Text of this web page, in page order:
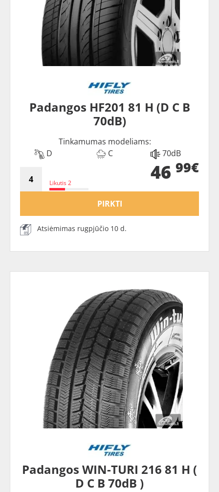
Padangos HF201 81 H (D C B
70dB)
Tinkamumas modeliams:
D
C 70dB
Likutis 2 46 99€
PIRKTI
Atsiėmimas rugpjūčio 10 d.
Padangos WIN-TURI 216 81 H (
D C B 70dB )